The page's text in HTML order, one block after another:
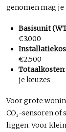
genomen mag je
Basisunit
€3.000
€2.500
Totaalkosten
je keuzes
Voor grote
CO₂-sensoren
liggen. Voor